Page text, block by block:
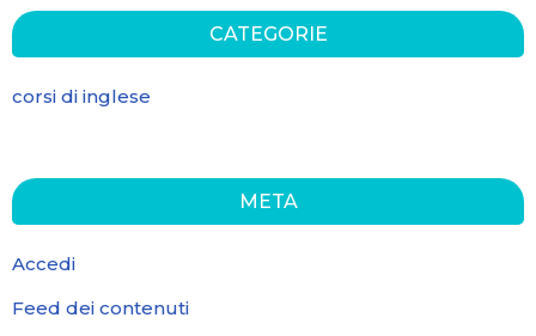
CATEGORIE
corsi di inglese
META
Accedi
Feed dei contenuti